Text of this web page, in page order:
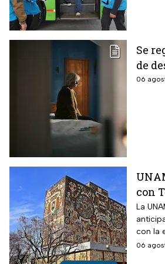
Se
de
06
con
La
con la
Life,
06